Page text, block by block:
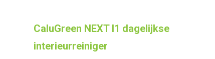
CaluGreen NEXT I1 dagelijkse
interieurreiniger